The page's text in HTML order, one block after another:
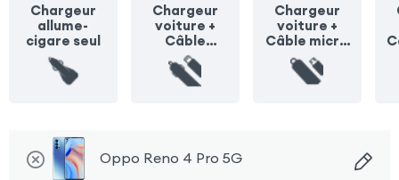
Chargeur
allume-
cigare seul
Chargeur
voiture +
Câble
Lightning
Chargeur
voiture +
Câble micro
USB
Oppo Reno 4 Pro 5G